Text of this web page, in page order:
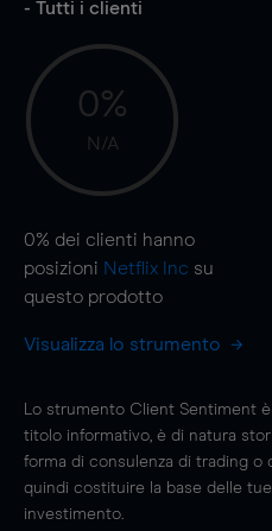
- Tutti i clienti
0%
N/A
0% dei clienti hanno
posizioni Netflix Inc su
questo prodotto
Visualizza lo strumento
Lo strumento Client Sentiment
titolo informativo, è di natura
forma di consulenza di trading o
quindi costituire la base delle
investimento.